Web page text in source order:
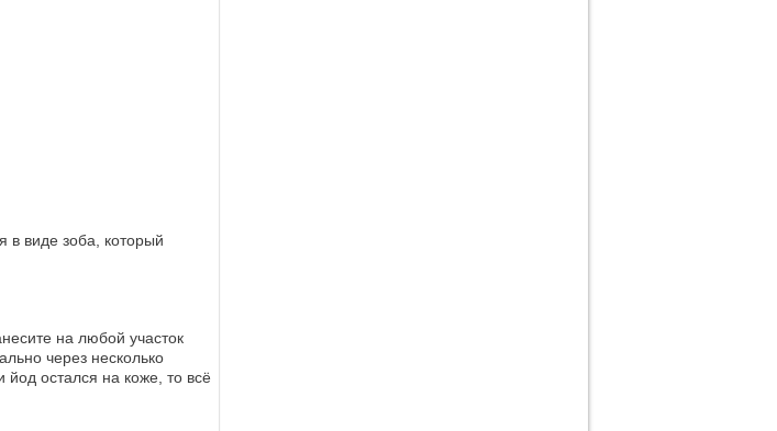
в виде зоба, который
на любой участок
через несколько
йод остался на коже, то всё